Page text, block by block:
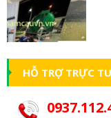
HỖ TRỢ TRỰC